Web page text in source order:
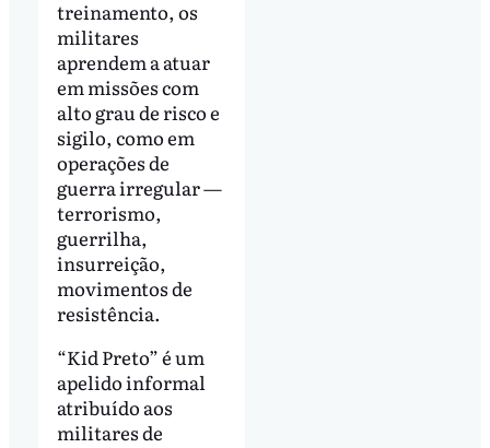
treinamento, os
militares
aprendem a atuar
em missões com
alto grau de risco e
sigilo, como em
operações de
guerra irregular —
terrorismo,
guerrilha,
insurreição,
movimentos de
resistência.
“Kid Preto” é um
apelido informal
atribuído aos
militares de